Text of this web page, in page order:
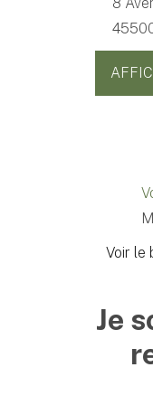
Voir le
Je